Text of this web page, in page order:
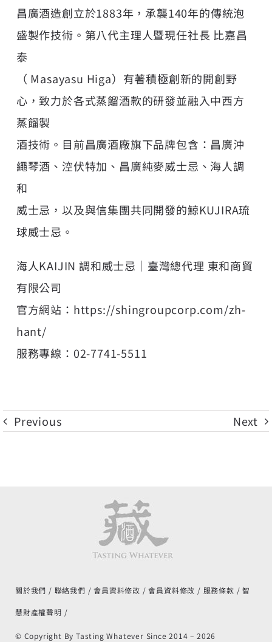
昌廣酒造創立於1883年，承襲140年的傳統泡
盛製作技術。第八代主理人暨現任社長 比嘉昌
泰
（ Masayasu Higa）有著積極創新的開創野
心，致力於各式蒸餾酒款的研發並融入中西方
蒸餾製
酒技術。目前昌廣酒廠旗下品牌包含：昌廣沖
繩琴酒、涳伏特加、昌廣純麥威士忌、海人調
和
威士忌，以及與信集團共同開發的鯨KUJIRA琉
球威士忌。
海人KAIJIN 調和威士忌｜臺灣總代理 東和商貿
有限公司
官方網站： https://shingroupcorp.com/zh-
hant/
服務專線：02-7741-5511
Previous Next
關於我們 聯絡我們 會員資料修改 會員資料修改 服務條款 智
慧財產權聲明
© Copyright By Tasting Whatever Since 2014 – 2026